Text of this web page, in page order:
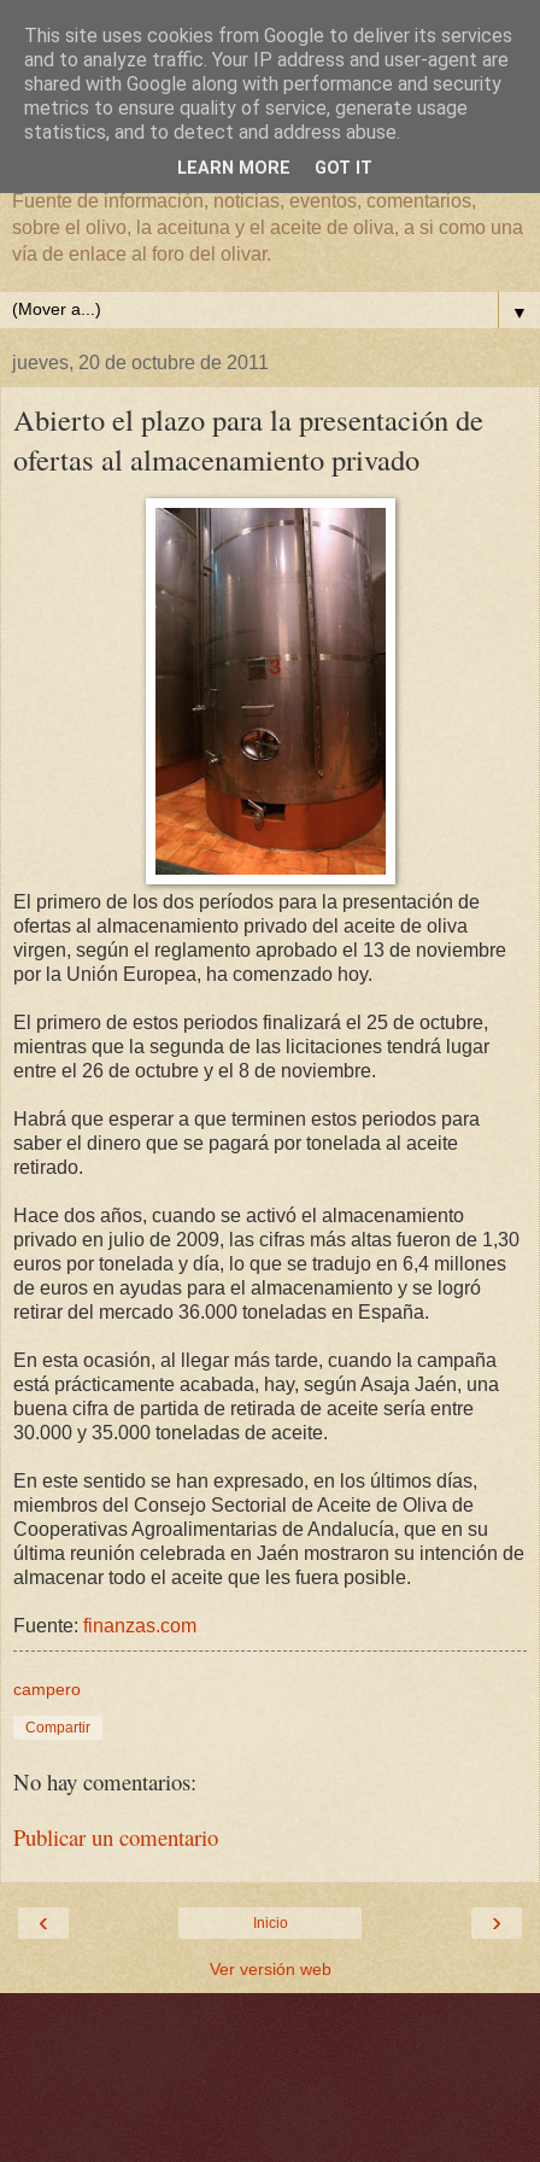
El mundo del Olivar
Fuente de información, noticias, eventos, comentarios,
sobre el olivo, la aceituna y el aceite de oliva, a si como una
vía de enlace al foro del olivar.
▼
jueves, 20 de octubre de 2011
Abierto el plazo para la presentación de
ofertas al almacenamiento privado
El primero de los dos períodos para la presentación de
ofertas al almacenamiento privado del aceite de oliva
virgen, según el reglamento aprobado el 13 de noviembre
por la Unión Europea, ha comenzado hoy.
El primero de estos periodos finalizará el 25 de octubre,
mientras que la segunda de las licitaciones tendrá lugar
entre el 26 de octubre y el 8 de noviembre.
Habrá que esperar a que terminen estos periodos para
saber el dinero que se pagará por tonelada al aceite
retirado.
Hace dos años, cuando se activó el almacenamiento
privado en julio de 2009, las cifras más altas fueron de 1,30
euros por tonelada y día, lo que se tradujo en 6,4 millones
de euros en ayudas para el almacenamiento y se logró
retirar del mercado 36.000 toneladas en España.
En esta ocasión, al llegar más tarde, cuando la campaña
está prácticamente acabada, hay, según Asaja Jaén, una
buena cifra de partida de retirada de aceite sería entre
30.000 y 35.000 toneladas de aceite.
En este sentido se han expresado, en los últimos días,
miembros del Consejo Sectorial de Aceite de Oliva de
Cooperativas Agroalimentarias de Andalucía, que en su
última reunión celebrada en Jaén mostraron su intención de
almacenar todo el aceite que les fuera posible.
Fuente: finanzas.com
campero
Compartir
No hay comentarios:
Publicar un comentario
‹ ›
Inicio
Ver versión web
This site uses cookies from Google to deliver its services
and to analyze traffic. Your IP address and user-agent are
shared with Google along with performance and security
metrics to ensure quality of service, generate usage
statistics, and to detect and address abuse.
LEARN MORE GOT IT